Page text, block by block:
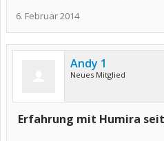
6. Februar 2014
Andy 1
Neues Mitglied
Erfahrung mit Humira seit